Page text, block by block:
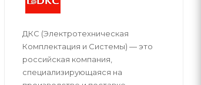
ДКС (Электротехническая
Комплектация и Системы) — это
российская компания,
специализирующаяся на